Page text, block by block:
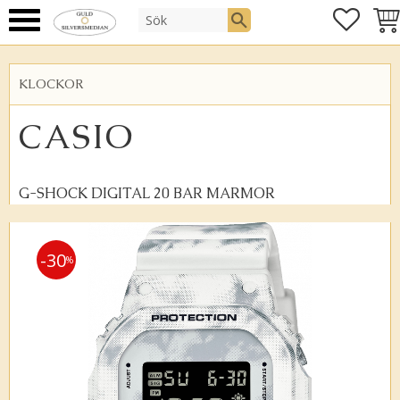
KLOCKOR
CASIO
G-SHOCK DIGITAL 20 BAR MARMOR
30%